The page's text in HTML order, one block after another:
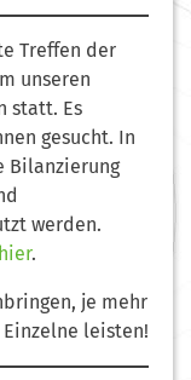
Treffen der
unseren
statt. Es
gesucht. In
Bilanzierung
werden.
hier.
je mehr
leisten!